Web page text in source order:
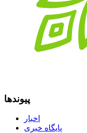
پیوندها
اخبار
پایگاه خبری